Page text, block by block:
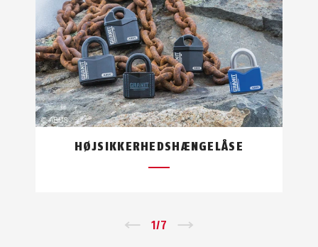
HØJSIKKERHEDSHÆNGELÅSE
1/7